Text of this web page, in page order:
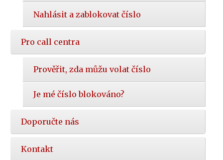
Nahlásit a zablokovat číslo
Pro call centra
Prověřit, zda můžu volat číslo
Je mé číslo blokováno?
Doporučte nás
Kontakt